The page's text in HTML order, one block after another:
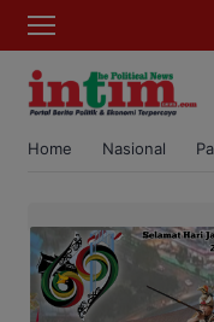
Home Nasional